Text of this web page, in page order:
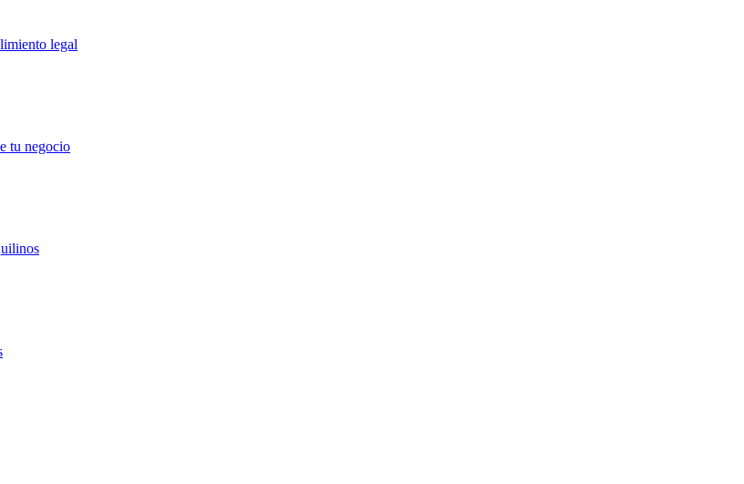
legal
tu negocio